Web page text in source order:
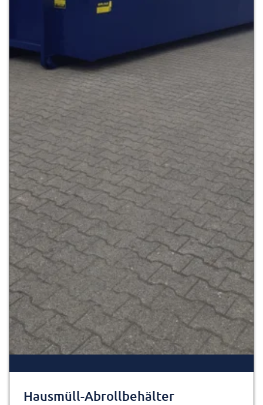
Hausmüll-Abrollbehälter